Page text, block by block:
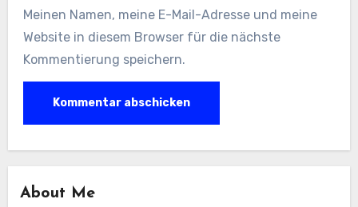
Meinen Namen, meine E-Mail-Adresse und meine
Website in diesem Browser für die nächste
Kommentierung speichern.
About Me